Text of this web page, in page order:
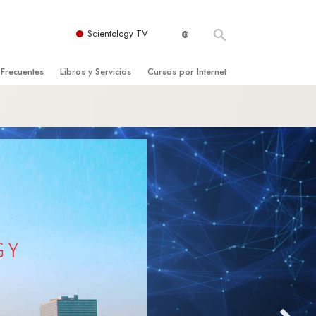
Scientology TV
Iglesia
Libros y Servicios Cursos por Internet
Las Dinámicas de la Existencia
Los Componentes de la Comprensión
Soluciones para un Entorno Peligroso
Ayudas para Enfermedades y Lesiones
La Integridad y la Honestidad
La Escala Tonal Emocional